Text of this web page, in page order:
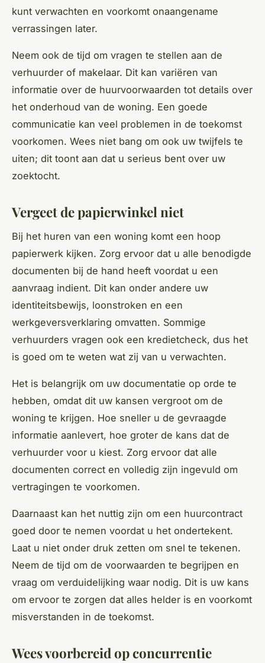
kunt verwachten en voorkomt onaangename
verrassingen later.
Neem ook de tijd om vragen te stellen aan de
verhuurder of makelaar. Dit kan variëren van
informatie over de huurvoorwaarden tot details over
het onderhoud van de woning. Een goede
communicatie kan veel problemen in de toekomst
voorkomen. Wees niet bang om ook uw twijfels te
uiten; dit toont aan dat u serieus bent over uw
zoektocht.
Vergeet de papierwinkel niet
Bij het huren van een woning komt een hoop
papierwerk kijken. Zorg ervoor dat u alle benodigde
documenten bij de hand heeft voordat u een
aanvraag indient. Dit kan onder andere uw
identiteitsbewijs, loonstroken en een
werkgeversverklaring omvatten. Sommige
verhuurders vragen ook een kredietcheck, dus het
is goed om te weten wat zij van u verwachten.
Het is belangrijk om uw documentatie op orde te
hebben, omdat dit uw kansen vergroot om de
woning te krijgen. Hoe sneller u de gevraagde
informatie aanlevert, hoe groter de kans dat de
verhuurder voor u kiest. Zorg ervoor dat alle
documenten correct en volledig zijn ingevuld om
vertragingen te voorkomen.
Daarnaast kan het nuttig zijn om een huurcontract
goed door te nemen voordat u het ondertekent.
Laat u niet onder druk zetten om snel te tekenen.
Neem de tijd om de voorwaarden te begrijpen en
vraag om verduidelijking waar nodig. Dit is uw kans
om ervoor te zorgen dat alles helder is en voorkomt
misverstanden in de toekomst.
Wees voorbereid op concurrentie